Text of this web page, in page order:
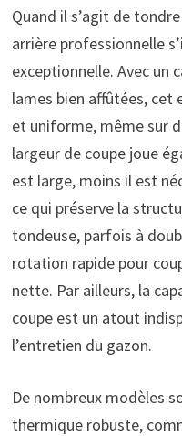
Quand il s’agit de
arrière professionnelle
exceptionnelle. Avec un
lames bien affûtées, cet
et uniforme, même sur
largeur de coupe joue
est large, moins il est
ce qui préserve la
tondeuse, parfois à
rotation rapide pour
nette. Par ailleurs, la
coupe est un atout
l’entretien du gazon.
De nombreux modèles
thermique robuste,